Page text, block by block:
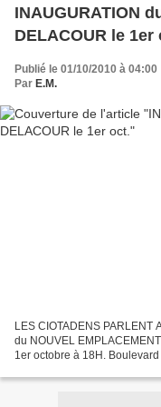
INAUGURATION
DELACOUR le 1er
Publié le 01/10/2010 à 04:00
Par E.M.
LES CIOTADENS PARLENT
du NOUVEL
1er octobre à 18H.